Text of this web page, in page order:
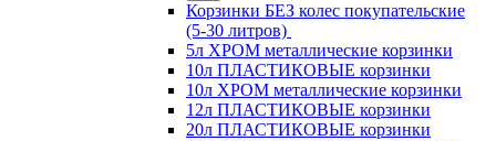
Корзинки БЕЗ колес покупательские
(5-30 литров)
5л ХРОМ металлические корзинки
10л ПЛАСТИКОВЫЕ корзинки
10л ХРОМ металлические корзинки
12л ПЛАСТИКОВЫЕ корзинки
20л ПЛАСТИКОВЫЕ корзинки